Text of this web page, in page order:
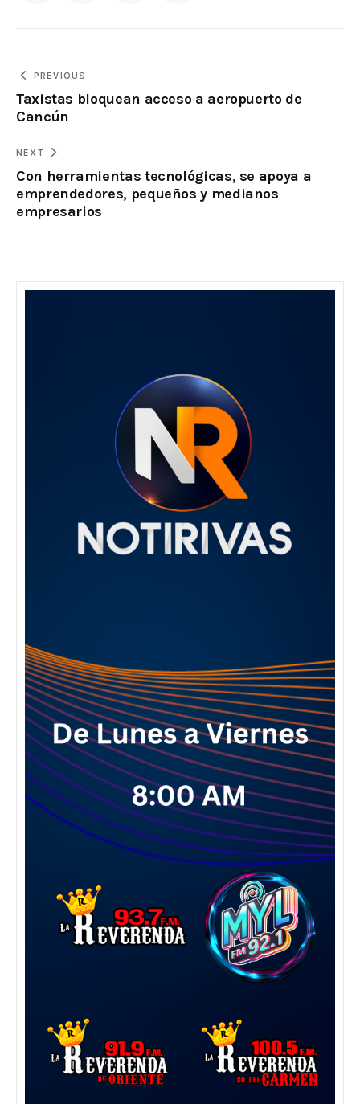
PREVIOUS
Taxistas bloquean acceso a aeropuerto de
Cancún
NEXT
Con herramientas tecnológicas, se apoya a
emprendedores, pequeños y medianos
empresarios